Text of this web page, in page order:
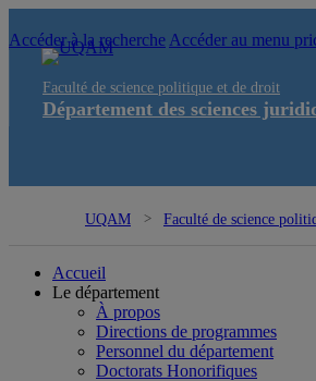
Accéder à la recherche Accéder au menu
Faculté de science politique et de droit
Département des sciences
UQAM Faculté de science
Accueil
Le département
À propos
Directions de programmes
Personnel du département
Doctorats Honorifiques